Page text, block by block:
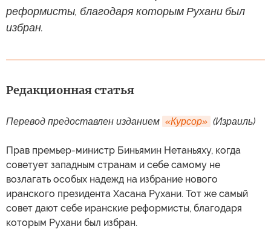
реформисты, благодаря которым Рухани был
избран.
Редакционная статья
Перевод предоставлен изданием «Курсор» (Израиль)
Прав премьер-министр Биньямин Нетаньяху, когда
советует западным странам и себе самому не
возлагать особых надежд на избрание нового
иранского президента Хасана Рухани. Тот же самый
совет дают себе иранские реформисты, благодаря
которым Рухани был избран.